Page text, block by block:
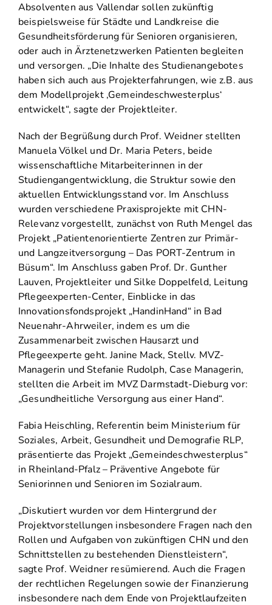
Absolventen aus Vallendar sollen zukünftig
beispielsweise für Städte und Landkreise die
Gesundheitsförderung für Senioren organisieren,
oder auch in Ärztenetzwerken Patienten begleiten
und versorgen. „Die Inhalte des Studienangebotes
haben sich auch aus Projekterfahrungen, wie z.B. aus
dem Modellprojekt ‚Gemeindeschwesterplus‘
entwickelt“, sagte der Projektleiter.
Nach der Begrüßung durch Prof. Weidner stellten
Manuela Völkel und Dr. Maria Peters, beide
wissenschaftliche Mitarbeiterinnen in der
Studiengangentwicklung, die Struktur sowie den
aktuellen Entwicklungsstand vor. Im Anschluss
wurden verschiedene Praxisprojekte mit CHN-
Relevanz vorgestellt, zunächst von Ruth Mengel das
Projekt „Patientenorientierte Zentren zur Primär-
und Langzeitversorgung – Das PORT-Zentrum in
Büsum“. Im Anschluss gaben Prof. Dr. Gunther
Lauven, Projektleiter und Silke Doppelfeld, Leitung
Pflegeexperten-Center, Einblicke in das
Innovationsfondsprojekt „HandinHand“ in Bad
Neuenahr-Ahrweiler, indem es um die
Zusammenarbeit zwischen Hausarzt und
Pflegeexperte geht. Janine Mack, Stellv. MVZ-
Managerin und Stefanie Rudolph, Case Managerin,
stellten die Arbeit im MVZ Darmstadt-Dieburg vor:
„Gesundheitliche Versorgung aus einer Hand“.
Fabia Heischling, Referentin beim Ministerium für
Soziales, Arbeit, Gesundheit und Demografie RLP,
präsentierte das Projekt „Gemeindeschwesterplus“
in Rheinland-Pfalz – Präventive Angebote für
Seniorinnen und Senioren im Sozialraum.
„Diskutiert wurden vor dem Hintergrund der
Projektvorstellungen insbesondere Fragen nach den
Rollen und Aufgaben von zukünftigen CHN und den
Schnittstellen zu bestehenden Dienstleistern“,
sagte Prof. Weidner resümierend. Auch die Fragen
der rechtlichen Regelungen sowie der Finanzierung
insbesondere nach dem Ende von Projektlaufzeiten